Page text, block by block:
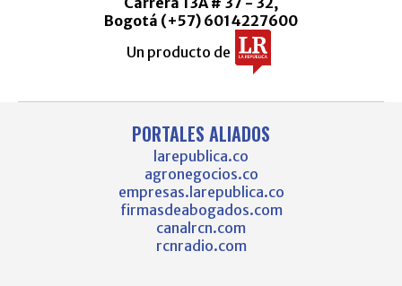
Bogotá (+57) 6014227600
Un producto de
PORTALES ALIADOS
larepublica.co
agronegocios.co
empresas.larepublica.co
firmasdeabogados.com
canalrcn.com
rcnradio.com